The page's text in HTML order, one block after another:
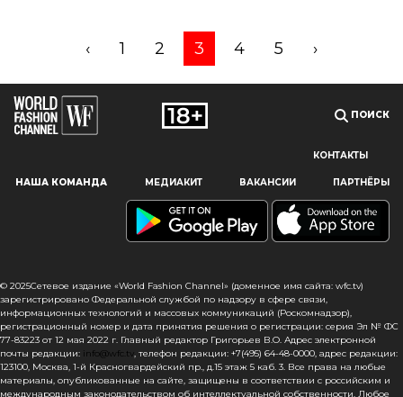
Наш сайт использует файлы cookie и похожие технологии,
чтобы гарантировать максимальное удобство
пользователям, предоставляя персонализированную
информацию, запоминая предпочтения в области
сайта, вы подтверждаете свое согласие на использование
файлов cookie в соответствии с настоящим уведомлением
в отношении данного типа файлов. Если вы не согласны
с тем, чтобы мы использовали данный тип файлов,
то вы должны соответствующим образом установить
настройки вашего браузера или не использовать сайт wfc.tv
‹ 1 2 3 4 5 ›
ПОИСК
КОНТАКТЫ
НАША КОМАНДА МЕДИАКИТ ВАКАНСИИ ПАРТНЁРЫ
© 2025Сетевое издание «World Fashion Channel» (доменное имя сайта: wfc.tv)
зарегистрировано Федеральной службой по надзору в сфере связи,
информационных технологий и массовых коммуникаций (Роскомнадзор),
регистрационный номер и дата принятия решения о регистрации: серия Эл № ФС
77-83223 от 12 мая 2022 г. Главный редактор Григорьев В.О. Адрес электронной
почты редакции: info@wfc.tv, телефон редакции: +7(495) 64-48-0000, адрес редакции:
123100, Москва, 1-й Красногвардейский пр., д.15 этаж 5 каб. 3. Все права на любые
материалы, опубликованные на сайте, защищены в соответствии с российским и
международным законодательством об интеллектуальной собственности. Любое